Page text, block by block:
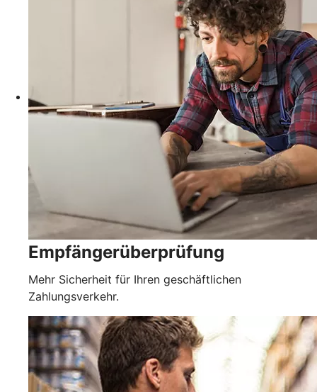
Empfängerüberprüfung
Mehr Sicherheit für Ihren geschäftlichen
Zahlungsverkehr.